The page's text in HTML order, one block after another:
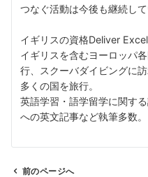
つなぐ活動は今後も継続して
イギリスの資格Deliver
イギリスを含むヨーロッパ
行、スクーバダイビングに
多くの国を旅行。
英語学習・語学留学に関す
への英文記事など執筆多数。
前のページへ